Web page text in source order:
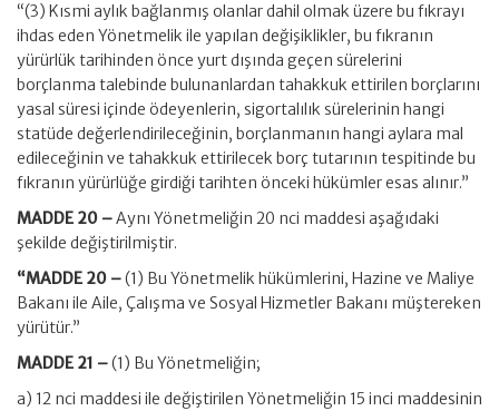
“(3) Kısmi aylık bağlanmış olanlar dahil olmak üzere bu fıkrayı
ihdas eden Yönetmelik ile yapılan değişiklikler, bu fıkranın
yürürlük tarihinden önce yurt dışında geçen sürelerini
borçlanma talebinde bulunanlardan tahakkuk ettirilen borçlarını
yasal süresi içinde ödeyenlerin, sigortalılık sürelerinin hangi
statüde değerlendirileceğinin, borçlanmanın hangi aylara mal
edileceğinin ve tahakkuk ettirilecek borç tutarının tespitinde bu
fıkranın yürürlüğe girdiği tarihten önceki hükümler esas alınır.”
MADDE 20 –Aynı Yönetmeliğin 20 nci maddesi aşağıdaki
şekilde değiştirilmiştir.
“MADDE 20 –(1) Bu Yönetmelik hükümlerini, Hazine ve Maliye
Bakanı ile Aile, Çalışma ve Sosyal Hizmetler Bakanı müştereken
yürütür.”
MADDE 21 –(1) Bu Yönetmeliğin;
a) 12 nci maddesi ile değiştirilen Yönetmeliğin 15 inci maddesinin